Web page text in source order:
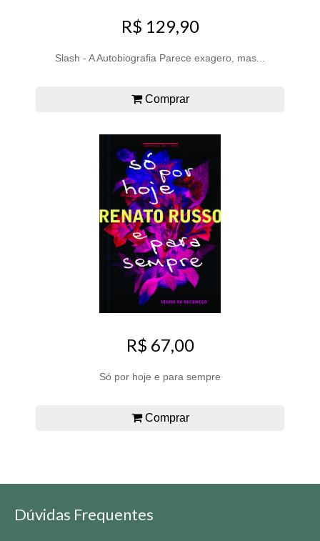
R$ 129,90
Slash - A Autobiografia Parece exagero, mas...
Comprar
R$ 67,00
Só por hoje e para sempre
Comprar
Dúvidas Frequentes